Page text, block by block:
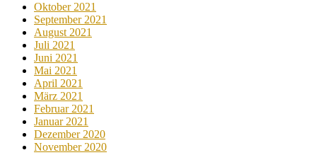
Oktober 2021
September 2021
August 2021
Juli 2021
Juni 2021
Mai 2021
April 2021
März 2021
Februar 2021
Januar 2021
Dezember 2020
November 2020